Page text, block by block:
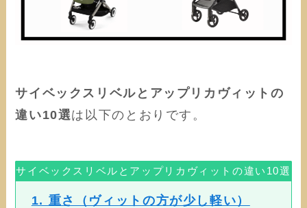
サイベックスリベルとアップリカヴィットの
違い10選は以下のとおりです。
サイベックスリベルとアップリカヴィットの違い10選
1. 重さ（ヴィットの方が少し軽い）